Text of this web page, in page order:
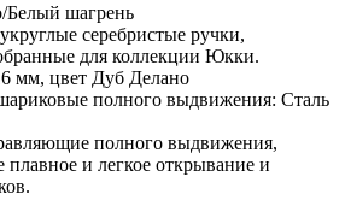
Белый шагрень
серебристые ручки,
для коллекции Юкки.
мм, цвет Дуб Делано
полного выдвижения: Сталь
полного выдвижения,
и легкое открывание и